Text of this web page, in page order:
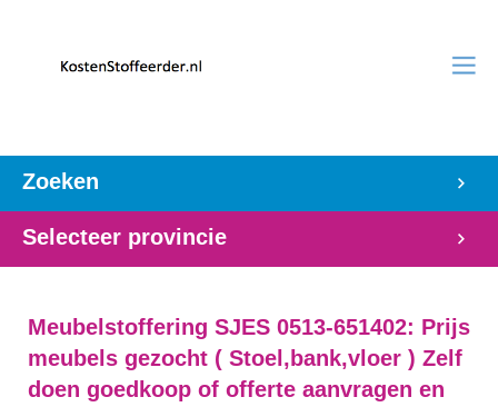
Zoeken
Selecteer provincie
Meubelstoffering SJES 0513-651402: Prijs
meubels gezocht ( Stoel,bank,vloer ) Zelf
doen goedkoop of offerte aanvragen en